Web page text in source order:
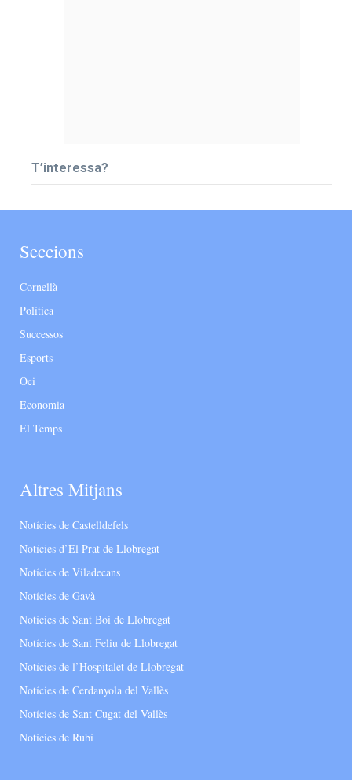
T’interessa?
Seccions
Cornellà
Política
Successos
Esports
Oci
Economia
El Temps
Altres Mitjans
Notícies de Castelldefels
Notícies d’El Prat de Llobregat
Notícies de Viladecans
Notícies de Gavà
Notícies de Sant Boi de Llobregat
Notícies de Sant Feliu de Llobregat
Notícies de l’Hospitalet de Llobregat
Notícies de Cerdanyola del Vallès
Notícies de Sant Cugat del Vallès
Notícies de Rubí